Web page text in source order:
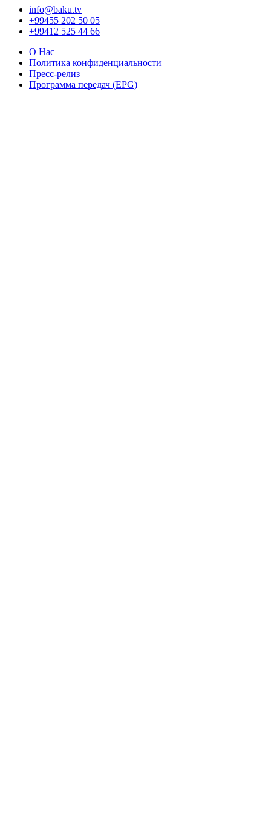
info@baku.tv
+99455 202 50 05
+99412 525 44 66
О Нас
Политика конфиденциальности
Пресс-релиз
Программа передач (EPG)